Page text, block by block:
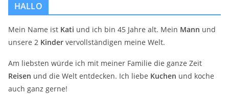
HALLO
Mein Name ist Kati und ich bin 45 Jahre alt. Mein Mann und
unsere 2 Kinder vervollständigen meine Welt.
Am liebsten würde ich mit meiner Familie die ganze Zeit
Reisen und die Welt entdecken. Ich liebe Kuchen und koche
auch ganz gerne!